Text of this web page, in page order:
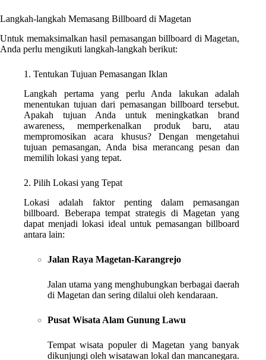
Langkah-langkah Memasang Billboard di Magetan
Untuk memaksimalkan hasil pemasangan billboard di Magetan,
Anda perlu mengikuti langkah-langkah berikut:
1. Tentukan Tujuan Pemasangan Iklan
Langkah pertama yang perlu Anda lakukan adalah
menentukan tujuan dari pemasangan billboard tersebut.
Apakah tujuan Anda untuk meningkatkan brand
awareness, memperkenalkan produk baru, atau
mempromosikan acara khusus? Dengan mengetahui
tujuan pemasangan, Anda bisa merancang pesan dan
memilih lokasi yang tepat.
2. Pilih Lokasi yang Tepat
Lokasi adalah faktor penting dalam pemasangan
billboard. Beberapa tempat strategis di Magetan yang
dapat menjadi lokasi ideal untuk pemasangan billboard
antara lain:
Jalan Raya Magetan-Karangrejo
Jalan utama yang menghubungkan berbagai daerah
di Magetan dan sering dilalui oleh kendaraan.
Pusat Wisata Alam Gunung Lawu
Tempat wisata populer di Magetan yang banyak
dikunjungi oleh wisatawan lokal dan mancanegara.